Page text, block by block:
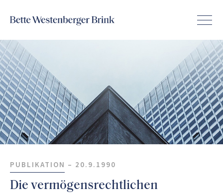
PUBLIKATION – 20.9.1990
Die vermögensrechtlichen